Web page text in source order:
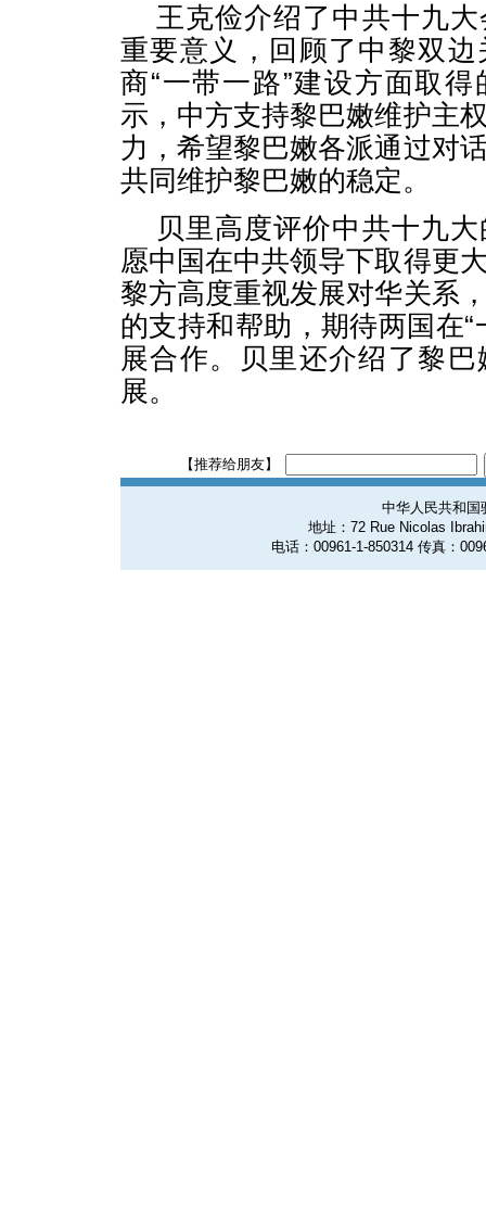
王克俭介绍了中共十九大
重要意义，回顾了中黎双
商“一带一路”建设方面取
示，中方支持黎巴嫩维护主
力，希望黎巴嫩各派通过对
共同维护黎巴嫩的稳定。
贝里高度评价中共十九大
愿中国在中共领导下取得更
黎方高度重视发展对华关系
的支持和帮助，期待两国在“
展合作。贝里还介绍了黎
展。
【推荐给朋友】
中华人民共和国
地址：72 Rue Nicolas
电话：00961-1-850314 传真：